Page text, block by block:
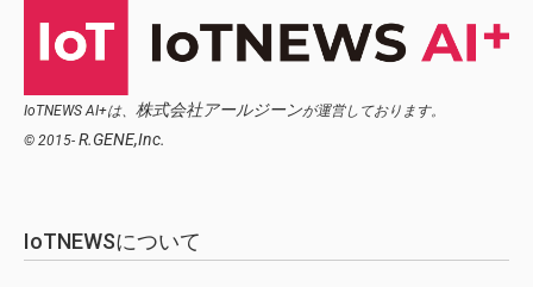
IoTNEWS AI+は、 株式会社アールジーンが運営しております。
© 2015- R.GENE,Inc.
IoTNEWSについて